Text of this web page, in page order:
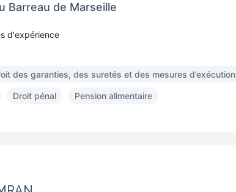
Barreau de Marseille
d'expérience
des garanties, des suretés et des mesures d’exécution
Droit pénal Pension alimentaire